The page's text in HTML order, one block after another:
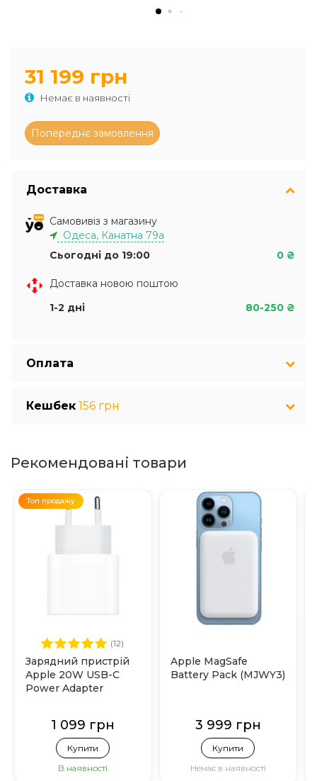
31 199 грн
Немає в наявності
Доставка
Самовивіз з магазину
Одеса, Канатна 79а
Сьогодні до 19:00
0 ₴
Доставка новою поштою
1-2 дні
80-250 ₴
Оплата
Кешбек 156 грн
Рекомендовані товари
Топ продажу
(12)
Зарядний пристрій
Apple 20W USB-C
Power Adapter
1 099 грн
Купити
В наявності
Apple MagSafe
Battery Pack (MJWY3)
3 999 грн
Купити
Немає в наявності